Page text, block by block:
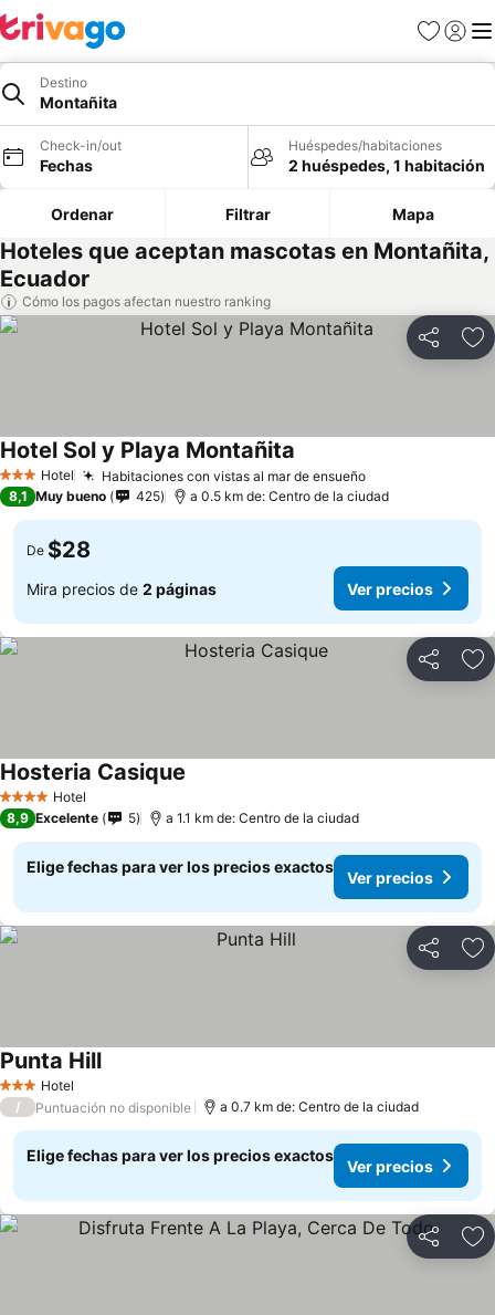
Favoritos
Iniciar
Destino
Montañita
Check-in/out
Fechas
Huéspedes/habitaciones
2 huéspedes, 1 habitación
Ordenar Filtrar Mapa
Hoteles que aceptan mascotas en Montañita,
Ecuador
Cómo los pagos afectan nuestro ranking
Compartir
3 Estrellas
Hotel Habitaciones con vistas al mar de ensueñoVer precios
Hotel Sol y Playa Montañita
8,1 Muy bueno 425 a 0.5 km de: Centro de la ciudad
De $28
Mira precios de 2 páginas Ver precios
Compartir
4 EstrellasHotel
Hosteria Casique
8,9 Excelente 5 a 1.1 km de: Centro de la ciudad
Elige fechas para ver los precios exactos
Ver precios
Compartir
3 Estrellas
Hotel
Punta HillVer precios
/ Puntuación no disponible a 0.7 km de: Centro de la ciudad
Elige fechas para ver los precios exactos
Ver precios
Compartir